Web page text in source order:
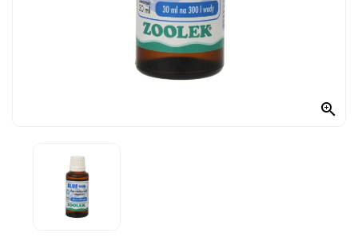
